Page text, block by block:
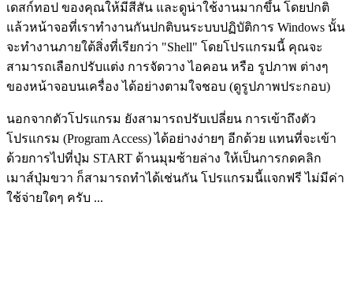
เดสก์ทอป ของคุณให้มีสีสัน และดูน่าใช้งานมากขึ้น โดยปกติ
แล้วหน้าจอที่เราทำงานกันปกติบนระบบปฏิบัติการ Windows นั้น
จะทำงานภายใต้สิ่งที่เรียกว่า "Shell" โดยโปรแกรมนี้ คุณจะ
สามารถเลือกปรับแต่ง การจัดวาง ไอคอน หรือ รูปภาพ ต่างๆ
ของหน้าจอบนเครื่อง ได้อย่างตามใจชอบ (ดูรูปภาพประกอบ)
นอกจากตัวโปรแกรม ยังสามารถปรับเปลี่ยน การเข้าถึงตัว
โปรแกรม (Program Access) ได้อย่างง่ายๆ อีกด้วย แทนที่จะเข้า
ด้วยการไปที่ปุ่ม START ด้านมุมซ้ายล่าง ให้เป็นการกดคลิก
เมาส์ปุ่มขวา ก็สามารถทำได้เช่นกัน โปรแกรมนี้แจกฟรี ไม่มีค่า
ใช้จ่ายใดๆ ครับ ...